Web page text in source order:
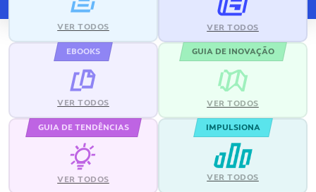
VER TODOS VER TODOS
EBOOKS
VER TODOS
GUIA DE INOVAÇÃO
VER TODOS
GUIA DE TENDÊNCIAS
VER TODOS
IMPULSIONA
VER TODOS